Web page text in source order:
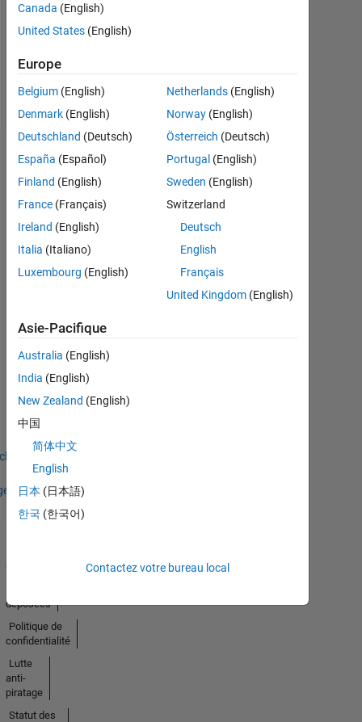
Following:
Follow
Badges
Badges
MATLAB
Answers
Badges
Tout
Thankful Level 1
13 Aug 2020
Canada (English)
United States (English)
Europe
Belgium (English)
Denmark (English)
Deutschland (Deutsch)
España (Español)
Finland (English)
France (Français)
Ireland (English)
Italia (Italiano)
Luxembourg (English)
Netherlands(English)
Norway(English)
Österreich (Deutsch)
Portugal (English)
Sweden (English)
Switzerland
Deutsch
English
Français
United Kingdom(English)
Asie-Pacifique
Australia (English)
India (English)
New Zealand (English)
中国
简体中文
English
日本 (日本語)
한국 (한국어)
Contactez votre bureau local
déposées
Politique de
confidentialité
Lutte
anti-
piratage
Statut des